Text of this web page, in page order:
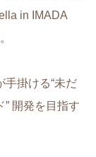
in IMADA
手掛ける“未だ
開発を目指す